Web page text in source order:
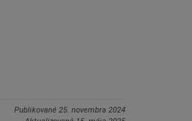
Publikované 25. novembra 2024